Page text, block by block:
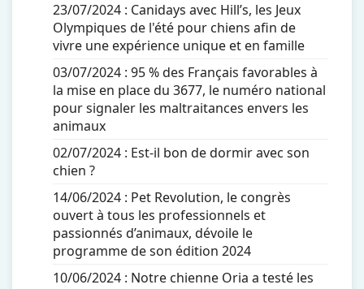
23/07/2024 : Canidays avec Hill’s, les Jeux
Olympiques de l'été pour chiens afin de
vivre une expérience unique et en famille
03/07/2024 : 95 % des Français favorables à
la mise en place du 3677, le numéro national
pour signaler les maltraitances envers les
animaux
02/07/2024 : Est-il bon de dormir avec son
chien ?
14/06/2024 : Pet Revolution, le congrès
ouvert à tous les professionnels et
passionnés d’animaux, dévoile le
programme de son édition 2024
10/06/2024 : Notre chienne Oria a testé les